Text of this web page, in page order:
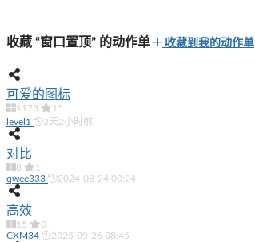
收藏 “窗口置顶” 的动作单 收藏到我的动作单
可爱的图标
1173
15
level1
2天2小时前
对比
8
1
qwee333
2024-08-24 00:24
高效
15
0
CXM34
2025-09-26 08:45